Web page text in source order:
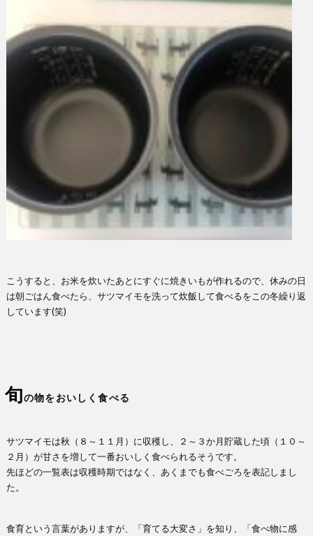
こうすると、お米を炊いたあとにすぐに焼きいもが作れるので、休みの日
は朝ごはん食べたら、サツマイモを洗って炊飯して食べるをこの冬繰り返
しています(笑)
旬の物をおいしく食べる
サツマイモは秋（８～１１月）に収穫し、２～３か月貯蔵した頃（１０～
２月）が甘さを増して一番おいしく食べられるそうです。
先ほどの一覧表は収穫時期ではなく、あくまでも食べごろを表記しまし
た。
食育という言葉がありますが、「育てる大変さ」を知り、「食べ物に感